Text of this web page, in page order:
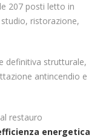
207 posti letto in
ristorazione,
definitiva strutturale,
antincendio e
restauro
energetica